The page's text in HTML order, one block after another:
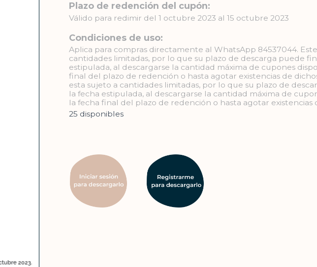
Plazo de redención del cupón:
Válido para redimir del 1 octubre 2023 al 15 octubre 2023
Condiciones de uso:
Aplica para compras directamente al WhatsApp 84537044.
cantidades limitadas, por lo que su plazo de descarga puede
estipulada, al descargarse la cantidad máxima de cupones
final del plazo de redención o hasta agotar existencias de
esta sujeto a cantidades limitadas, por lo que su plazo de
la fecha estipulada, al descargarse la cantidad máxima de
la fecha final del plazo de redención o hasta agotar
25 disponibles